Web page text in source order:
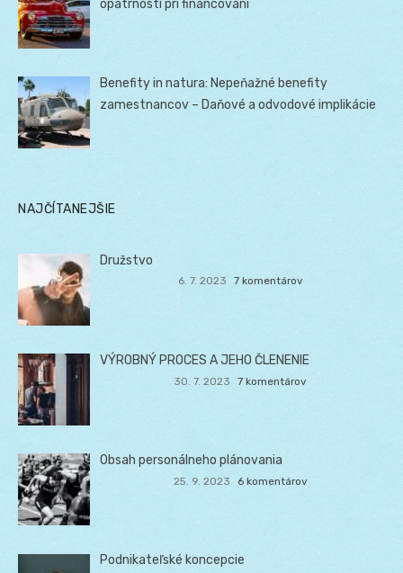
opatrnosti pri financovaní
Benefity in natura: Nepeňažné benefity
zamestnancov – Daňové a odvodové implikácie
NAJČÍTANEJŠIE
Družstvo
6. 7. 2023 7 komentárov
VÝROBNÝ PROCES A JEHO ČLENENIE
30. 7. 2023 7 komentárov
Obsah personálneho plánovania
25. 9. 2023 6 komentárov
Podnikateľské koncepcie